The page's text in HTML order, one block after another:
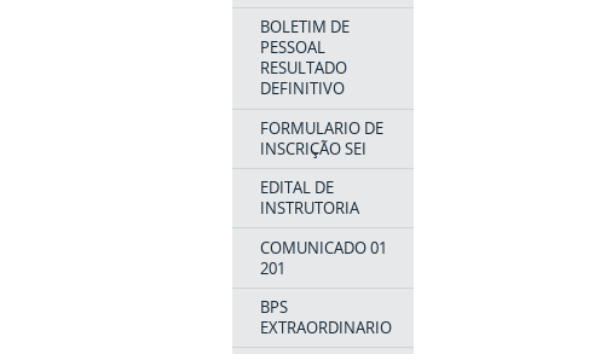
BOLETIM DE
PESSOAL
RESULTADO
DEFINITIVO
FORMULARIO DE
INSCRIÇÃO SEI
EDITAL DE
INSTRUTORIA
COMUNICADO 01
201
BPS
EXTRAORDINARIO